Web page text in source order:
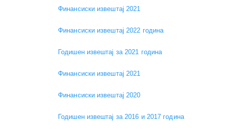
Финансиски извештај 2021
Финансиски извештај 2022 година
Годишен извештај за 2021 година
Финансиски извештај 2021
Финансиски извештај 2020
Годишен извештај за 2016 и 2017 година